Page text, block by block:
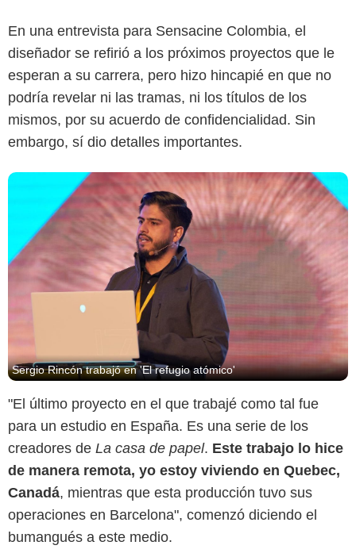
En una entrevista para Sensacine Colombia, el
diseñador se refirió a los próximos proyectos que le
esperan a su carrera, pero hizo hincapié en que no
podría revelar ni las tramas, ni los títulos de los
mismos, por su acuerdo de confidencialidad. Sin
embargo, sí dio detalles importantes.
Sergio Rincón trabajó en 'El refugio atómico'
"El último proyecto en el que trabajé como tal fue
para un estudio en España. Es una serie de los
creadores de La casa de papel. Este trabajo lo hice
de manera remota, yo estoy viviendo en Quebec,
Canadá, mientras que esta producción tuvo sus
operaciones en Barcelona", comenzó diciendo el
bumangués a este medio.